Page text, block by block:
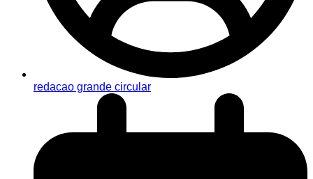
redacao grande circular